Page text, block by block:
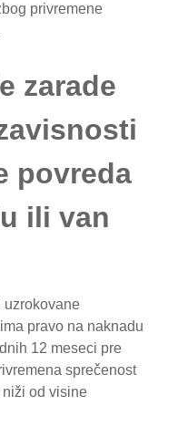
privremene
zarade
povreda
ili van
uzrokovane
pravo na naknadu
12 meseci pre
sprečenost
niži od visine